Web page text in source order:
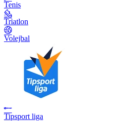
Tenis
Triatlon
Volejbal
Tipsport liga